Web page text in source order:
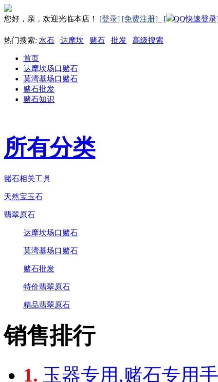
您好，亲，欢迎光临本店！ [登录] [免费注册] [ QQ快速登
热门搜索: 水石 达摩坎 赌石 批发 高级搜索
首页
达摩坎场口赌石
莫湾基场口赌石
赌石批发
赌石知识
所有分类
赌石相关工具
天然宝玉石
翡翠原石
达摩坎场口赌石
莫湾基场口赌石
赌石批发
特价翡翠原石
精品翡翠原石
销售排行
1. 玉器专用,赌石专用